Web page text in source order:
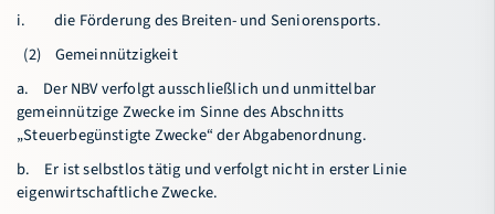
i. die Förderung des Breiten- und Seniorensports.
(2) Gemeinnützigkeit
a. Der NBV verfolgt ausschließlich und unmittelbar
gemeinnützige Zwecke im Sinne des Abschnitts
„Steuerbegünstigte Zwecke“ der Abgabenordnung.
b. Er ist selbstlos tätig und verfolgt nicht in erster Linie
eigenwirtschaftliche Zwecke.